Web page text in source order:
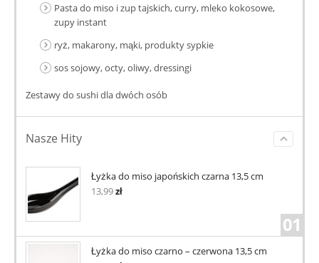
Pasta do miso i zup tajskich, curry, mleko kokosowe,
zupy instant
ryż, makarony, mąki, produkty sypkie
sos sojowy, octy, oliwy, dressingi
Zestawy do sushi dla dwóch osób
Nasze Hity
Łyżka do miso japońskich czarna 13,5 cm
13,99zł
01
Łyżka do miso czarno – czerwona 13,5 cm